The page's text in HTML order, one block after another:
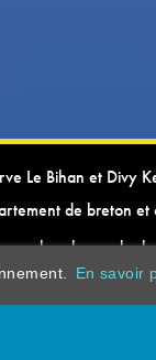
Le Bihan et Divy
de breton et
brezhoneg ha
En savoir